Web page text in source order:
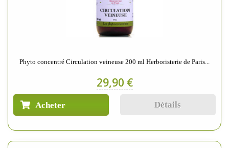
Phyto concentré Circulation veineuse 200 ml Herboristerie de Paris...
29,90 €
Acheter Détails